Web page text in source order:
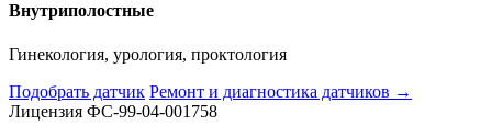
Внутриполостные
Гинекология, урология, проктология
Подобрать датчик Ремонт и диагностика датчиков →
Лицензия ФС-99-04-001758